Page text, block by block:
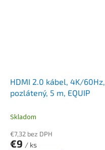
HDMI 2.0 kábel, 4K/60Hz,
pozlátený, 5 m, EQUIP
Skladom
€7,32 bez DPH
€9 / ks